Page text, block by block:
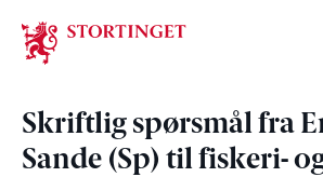
Stortinget.no
Skriftlig spørsmål fra
Sande (Sp) til fiskeri-